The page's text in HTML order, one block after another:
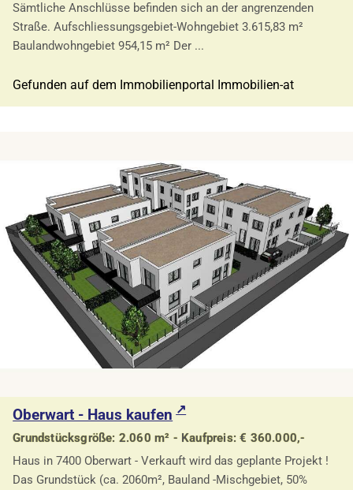
Sämtliche Anschlüsse befinden sich an der angrenzenden
Straße. Aufschliessungsgebiet-Wohngebiet 3.615,83 m²
Baulandwohngebiet 954,15 m² Der ...
Gefunden auf dem Immobilienportal Immobilien-at
Oberwart - Haus kaufen
Grundstücksgröße: 2.060 m² - Kaufpreis: € 360.000,-
Haus in 7400 Oberwart - Verkauft wird das geplante Projekt !
Das Grundstück (ca. 2060m², Bauland -Mischgebiet, 50%